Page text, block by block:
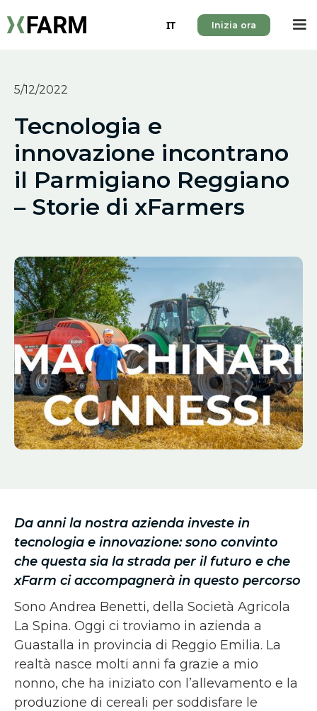
IT Inizia ora
5/12/2022
Tecnologia e
innovazione incontrano
il Parmigiano Reggiano
– Storie di xFarmers
Da anni la nostra azienda investe in
tecnologia e innovazione: sono convinto
che questa sia la strada per il futuro e che
xFarm ci accompagnerà in questo percorso
Sono Andrea Benetti, della Società Agricola
La Spina. Oggi ci troviamo in azienda a
Guastalla in provincia di Reggio Emilia. La
realtà nasce molti anni fa grazie a mio
nonno, che ha iniziato con l’allevamento e la
produzione di cereali per soddisfare le